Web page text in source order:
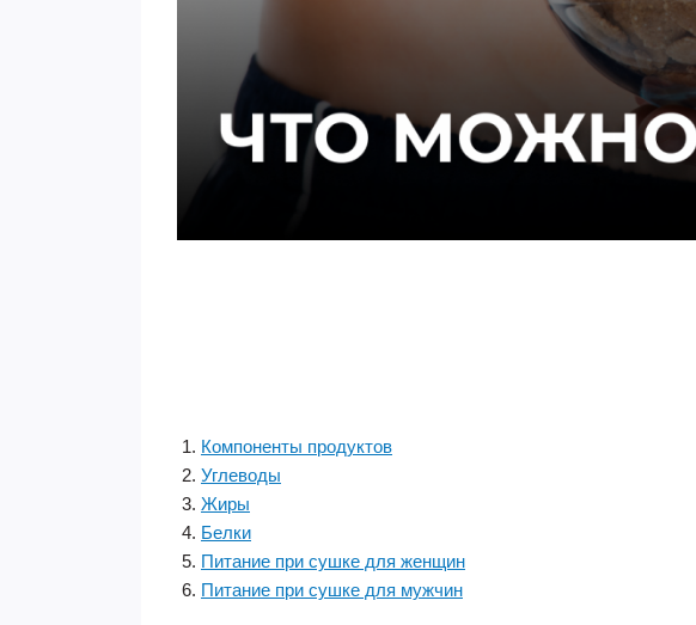
Компоненты продуктов
Углеводы
Жиры
Белки
Питание при сушке для женщин
Питание при сушке для мужчин